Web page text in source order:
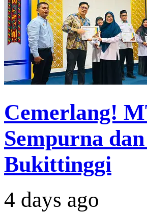
Cemerlang!
Sempurna
Bukittinggi
4 days ago